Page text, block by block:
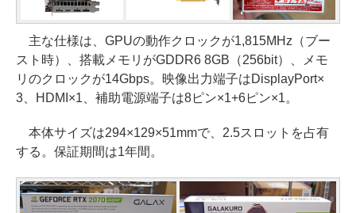
主な仕様は、GPUの動作クロックが1,815MHz（ブー
スト時）、搭載メモリがGDDR6 8GB（256bit）、メモ
リのクロックが14Gbps。映像出力端子はDisplayPort×
3、HDMI×1、補助電源端子は8ピン×1+6ピン×1。
本体サイズは294×129×51mmで、2.5スロットを占有
する。保証期間は1年間。